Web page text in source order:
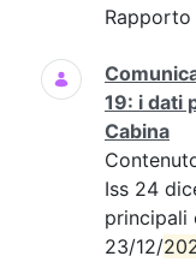
Rapporto
19: i dati
Cabina
Iss 24
principali
23/12/